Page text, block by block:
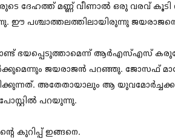
ദേഹത്ത് മണ്ണ് വീണാൽ ഒരു വരവ് കൂടി
ഈ പശ്ചാത്തലത്തിലായിരുന്നു
ഭയപ്പെടുത്താമെന്ന് ആർഎസ്എസ്
ജയരാജൻ പറഞ്ഞു. ജോസഫ്
അതേതായാലും ആ
പറയുന്നു.
കുറിപ്പ് ഇങ്ങനെ.